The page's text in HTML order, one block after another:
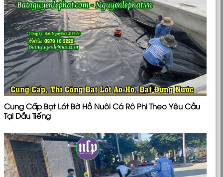
Cung Cấp Bạt Lót Bờ Hồ Nuôi Cá Rô Phi Theo Yêu Cầu
Tại Dầu Tiếng